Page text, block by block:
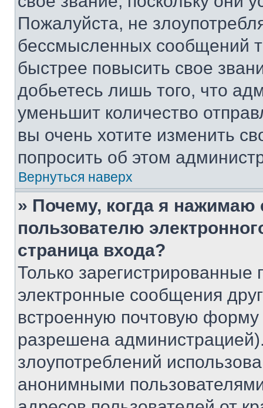
Пожалуйста, не
бессмысленных сообщений
быстрее повысить свое
добьетесь лишь того, что
уменьшит количество
вы очень хотите изменить
попросить об этом
Вернуться наверх
» Почему, когда я нажимаю
пользователю
страница входа?
Только зарегистрированные
электронные сообщения
встроенную почтовую
разрешена
злоупотреблений
анонимными